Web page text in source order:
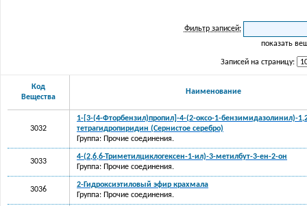
Фильтр записей:
показать
Записей на страницу:
Код
Вещества
Наименование
3032
1-[3-(4-Фторбензил)пропил]-4-(2-оксо-1-бензимидазолинил)-
тетрагидропиридин (Сернистое серебро)
Группа: Прочие соединения.
3033
4-(2,6,6-Триметилциклогексен-1-ил)-3-метилбут-3-ен-2-он
Группа: Прочие соединения.
3036
2-Гидроксиэтиловый эфир крахмала
Группа: Прочие соединения.